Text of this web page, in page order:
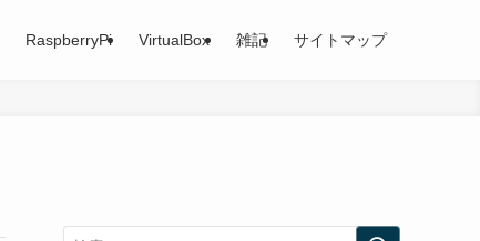
RaspberryPi VirtualBox 雑記 サイトマップ